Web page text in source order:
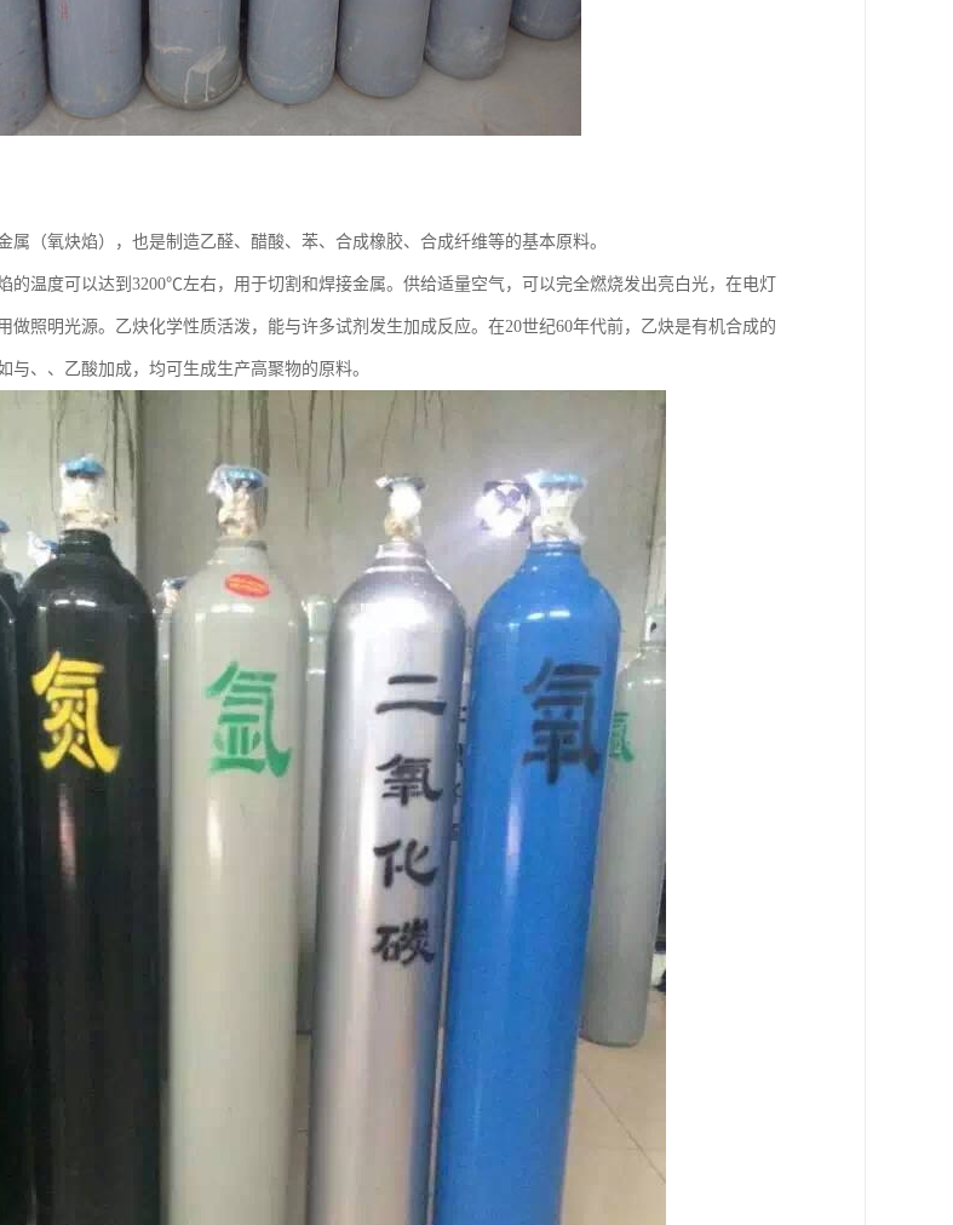
属（氧炔焰），也是制造乙醛、醋酸、苯、合成橡胶、合成纤维等的基本原料。
的温度可以达到3200℃左右，用于切割和焊接金属。供给适量空气，可以完全燃烧发出亮白光，在电灯
做照明光源。乙炔化学性质活泼，能与许多试剂发生加成反应。在20世纪60年代前，乙炔是有机合成的
与、、乙酸加成，均可生成生产高聚物的原料。